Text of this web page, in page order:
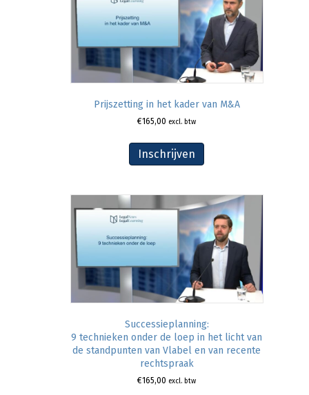
Prijszetting in het kader van M&A
€165,00 excl. btw
Inschrijven
Successieplanning:
9 technieken onder de loep in het licht van
de standpunten van Vlabel en van recente
rechtspraak
€165,00 excl. btw